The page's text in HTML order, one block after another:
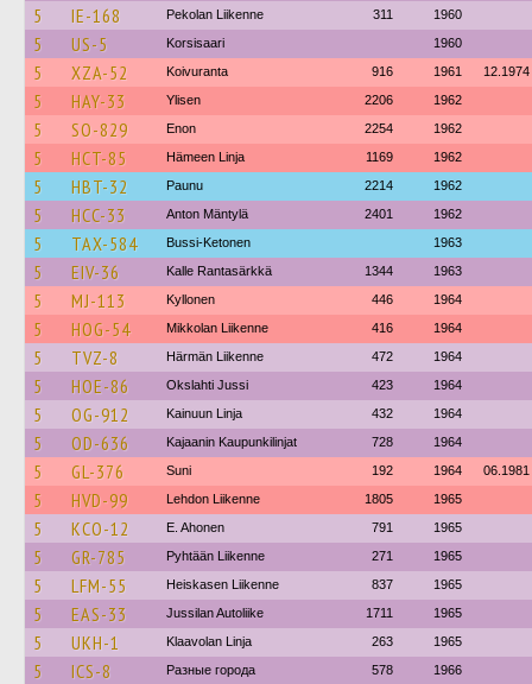
5 IE-168 Pekolan Liikenne 311 1960
5 US-5 Korsisaari 1960
5 XZA-52 Koivuranta 916 1961 12.1974
5 HAY-33 Ylisen 2206 1962
5 SO-829 Enon 2254 1962
5 HCT-85 Hämeen Linja 1169 1962
5 HBT-32 Paunu 2214 1962
5 HCC-33 Anton Mäntylä 2401 1962
5 TAX-584 Bussi-Ketonen 1963
5 EIV-36 Kalle Rantasärkkä 1344 1963
5 MJ-113 Kyllonen 446 1964
5 HOG-54 Mikkolan Liikenne 416 1964
5 TVZ-8 Härmän Liikenne 472 1964
5 HOE-86 Okslahti Jussi 423 1964
5 OG-912 Kainuun Linja 432 1964
5 OD-636 Kajaanin Kaupunkilinjat 728 1964
5 GL-376 Suni 192 1964 06.1981
5 HVD-99 Lehdon Liikenne 1805 1965
5 KCO-12 E. Ahonen 791 1965
5 GR-785 Pyhtään Liikenne 271 1965
5 LFM-55 Heiskasen Liikenne 837 1965
5 EAS-33 Jussilan Autoliike 1711 1965
5 UKH-1 Klaavolan Linja 263 1965
5 ICS-8 Разные города 578 1966